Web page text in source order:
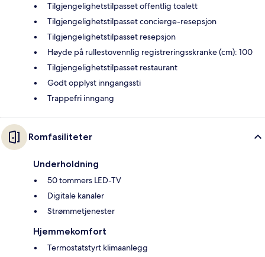
Tilgjengelighetstilpasset offentlig toalett
Tilgjengelighetstilpasset concierge-resepsjon
Tilgjengelighetstilpasset resepsjon
Høyde på rullestovennlig registreringsskranke (cm): 100
Tilgjengelighetstilpasset restaurant
Godt opplyst inngangssti
Trappefri inngang
Romfasiliteter
Underholdning
50 tommers LED-TV
Digitale kanaler
Strømmetjenester
Hjemmekomfort
Termostatstyrt klimaanlegg